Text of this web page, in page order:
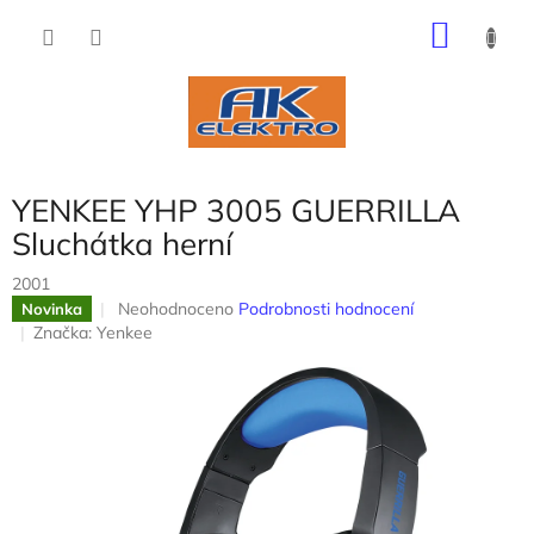
YENKEE YHP 3005 GUERRILLA
Sluchátka herní
2001
Novinka
Průměrné
hodnocení
Neohodnoceno Podrobnosti hodnocení
Značka: Yenkee